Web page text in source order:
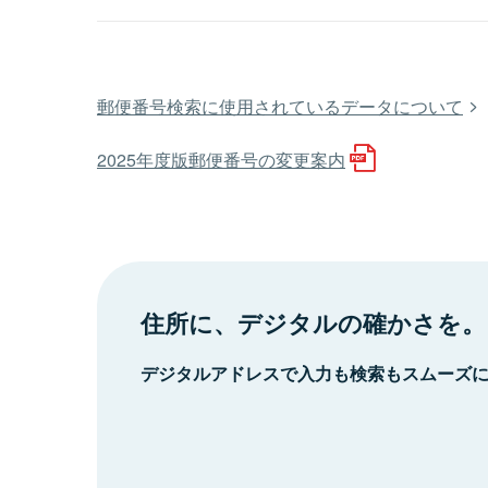
郵便番号検索に使用されているデータについて
2025年度版郵便番号の変更案内
住所に、デジタルの確かさを。
デジタルアドレスで入力も検索もスムーズ